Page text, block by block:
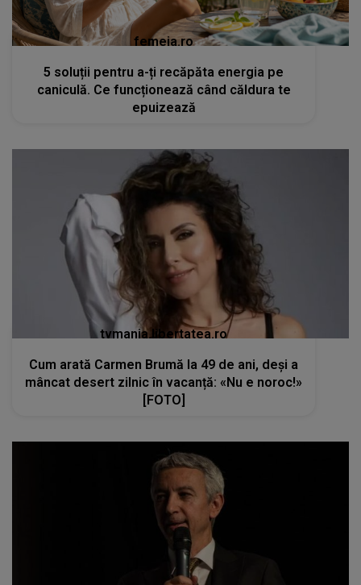
femeia.ro
5 soluții pentru a-ți recăpăta energia pe
caniculă. Ce funcționează când căldura te
epuizează
tvmania.libertatea.ro
Cum arată Carmen Brumă la 49 de ani, deși a
mâncat desert zilnic în vacanță: «Nu e noroc!»
[FOTO]